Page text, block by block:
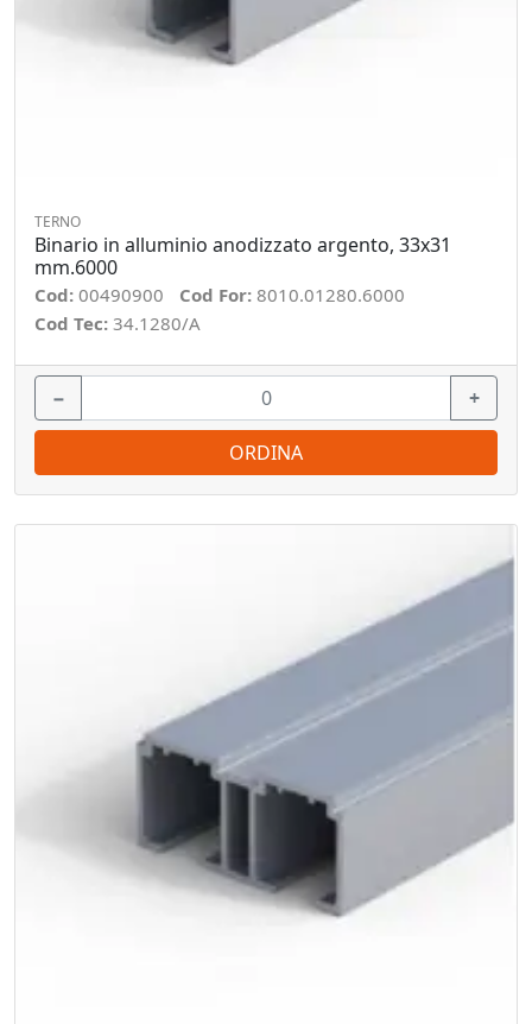
TERNO
Binario in alluminio anodizzato argento, 33x31
mm.6000
Cod: 00490900 Cod For: 8010.01280.6000
Cod Tec: 34.1280/A
− +
ORDINA